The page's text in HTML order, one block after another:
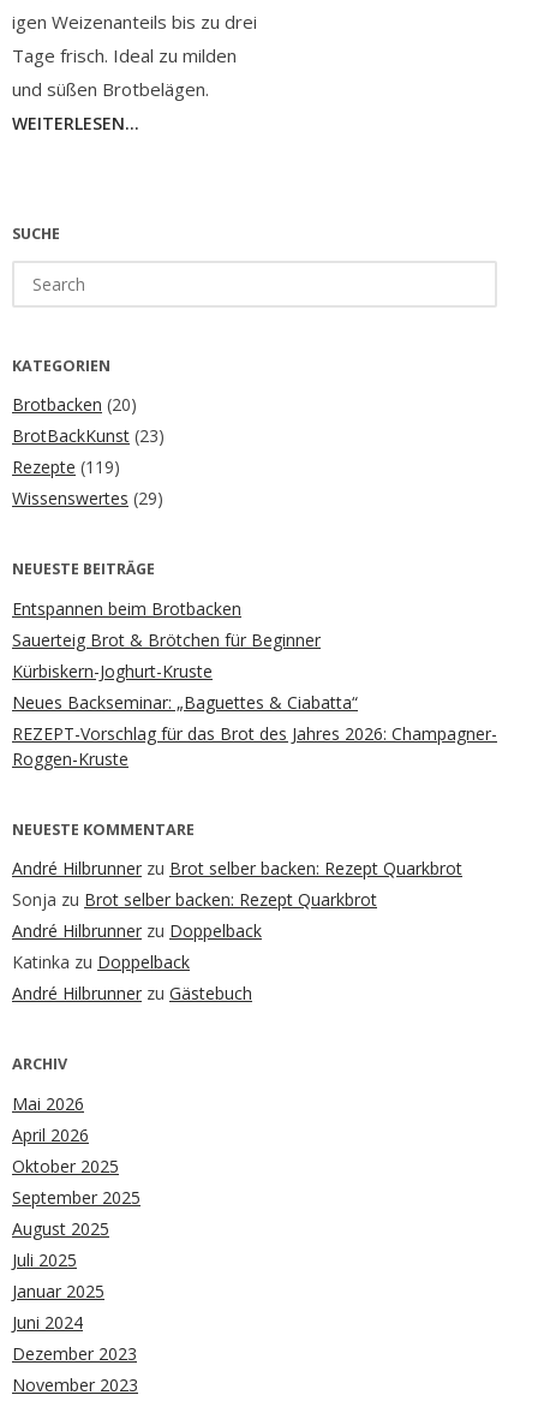
igen Weizenanteils bis zu drei
Tage frisch. Ideal zu milden
und süßen Brotbelägen.
WEITERLESEN...
SUCHE
for:
KATEGORIEN
Brotbacken (20)
BrotBackKunst (23)
Rezepte (119)
Wissenswertes (29)
NEUESTE BEITRÄGE
Entspannen beim Brotbacken
Sauerteig Brot & Brötchen für Beginner
Kürbiskern-Joghurt-Kruste
Neues Backseminar: „Baguettes & Ciabatta“
REZEPT-Vorschlag für das Brot des Jahres 2026: Champagner-
Roggen-Kruste
NEUESTE KOMMENTARE
André Hilbrunner zu Brot selber backen: Rezept Quarkbrot
Sonja zu Brot selber backen: Rezept Quarkbrot
André Hilbrunner zu Doppelback
Katinka zu Doppelback
André Hilbrunner zu Gästebuch
ARCHIV
Mai 2026
April 2026
Oktober 2025
September 2025
August 2025
Juli 2025
Januar 2025
Juni 2024
Dezember 2023
November 2023